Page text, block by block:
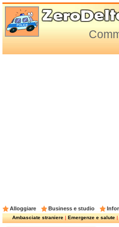
Alloggiare Business e studio
Ambasciate straniere|Emergenze e salute|